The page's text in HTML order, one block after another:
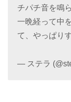
チパチ音を鳴
一晩経って中
て、やっぱり
— ステラ